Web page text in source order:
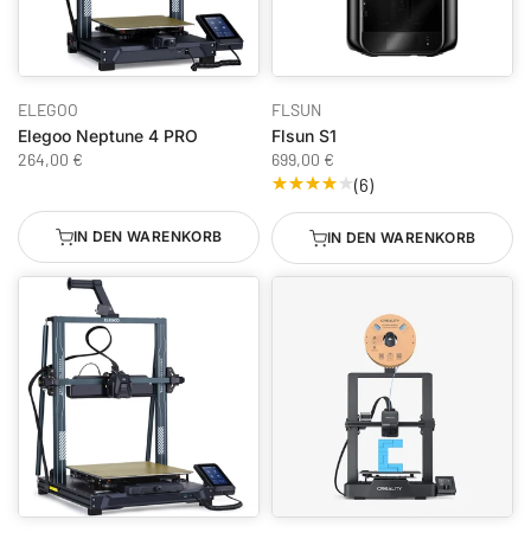
ELEGOO
Elegoo Neptune 4 PRO
264,00 €
IN DEN WARENKORB
FLSUN
Flsun S1
699,00 €
(6)
IN DEN WARENKORB